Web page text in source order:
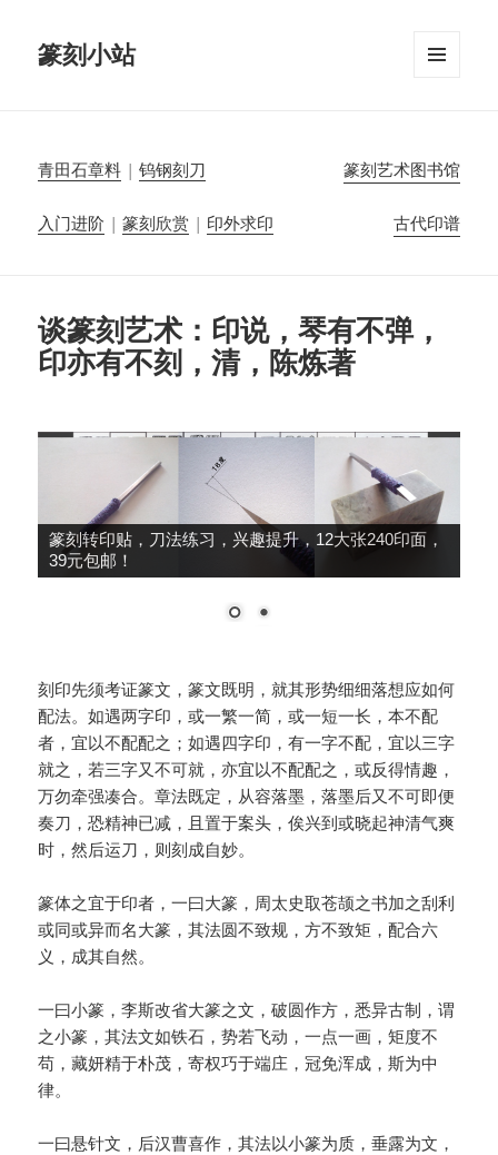
篆刻小站
青田石章料 |钨钢刻刀 篆刻艺术图书馆
入门进阶 |篆刻欣赏 | 印外求印 古代印谱
谈篆刻艺术：印说，琴有不弹，
印亦有不刻，清，陈炼著
篆刻转印贴，刀法练习，兴趣提升，12大张240印面，
39元包邮！
刻印先须考证篆文，篆文既明，就其形势细细落想应如何
配法。如遇两字印，或一繁一简，或一短一长，本不配
者，宜以不配配之；如遇四字印，有一字不配，宜以三字
就之，若三字又不可就，亦宜以不配配之，或反得情趣，
万勿牵强凑合。章法既定，从容落墨，落墨后又不可即便
奏刀，恐精神已减，且置于案头，俟兴到或晓起神清气爽
时，然后运刀，则刻成自妙。
篆体之宜于印者，一曰大篆，周太史取苍颉之书加之刮利
或同或异而名大篆，其法圆不致规，方不致矩，配合六
义，成其自然。
一曰小篆，李斯改省大篆之文，破圆作方，悉异古制，谓
之小篆，其法文如铁石，势若飞动，一点一画，矩度不
苟，藏妍精于朴茂，寄权巧于端庄，冠免浑成，斯为中
律。
一曰悬针文，后汉曹喜作，其法以小篆为质，垂露为文，